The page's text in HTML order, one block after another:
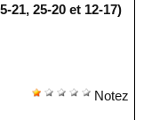
21, 25-20 et 12-17)
Notez